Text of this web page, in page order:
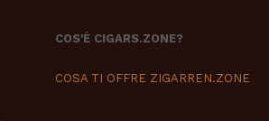
COS'È CIGARS.ZONE?
COSA TI OFFRE ZIGARREN.ZONE